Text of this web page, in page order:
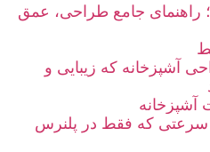
راهنمای جامع طراحی، عمق
آشپزخانه که زیبایی و
آشپزخانه
سرعتی که فقط در پلنرس